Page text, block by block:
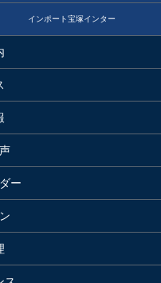
インポート宝塚インター
ー